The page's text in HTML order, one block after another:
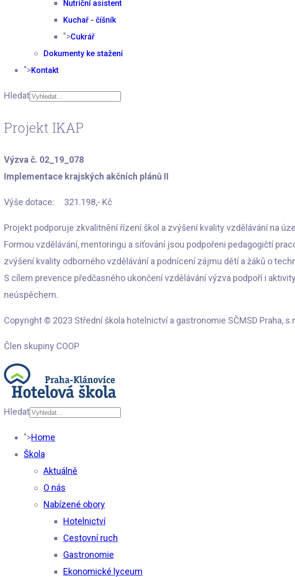
Nutriční asistent
Kuchař - číšník
">Cukrář
Dokumenty ke stažení
">Kontakt
Hledat
characters for results.
Projekt IKAP
Výzva č. 02_19_078
Implementace krajských akčních plánů II
Výše dotace: 321.198,- Kč
Projekt podporuje zkvalitnění řízení škol a zvýšení kvality vzdělávání na
Formou vzdělávání, mentoringu a síťování jsou podpořeni pedagogičtí
zvýšení kvality odborného vzdělávání a podnícení zájmu dětí a žáků o
S cílem prevence předčasného ukončení vzdělávání výzva podpoří i
neúspěchem.
Copyright © 2023 Střední škola hotelnictví a gastronomie SČMSD Praha,
Člen skupiny COOP
Hledat
characters for results.
">Home
Škola
Aktuálně
O nás
Nabízené obory
Hotelnictví
Cestovní ruch
Gastronomie
Ekonomické lyceum